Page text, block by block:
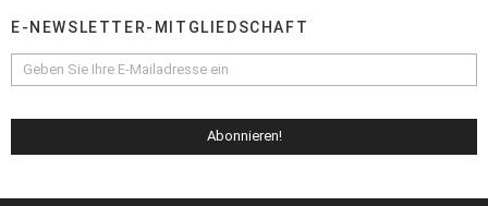
E-NEWSLETTER-MITGLIEDSCHAFT